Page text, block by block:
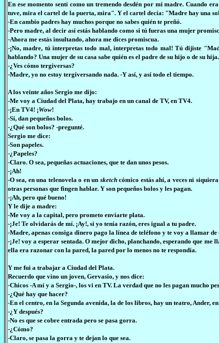
En ese momento sentí como un tremendo desdén por mi madre. Cuando
tuve, mira el cartel de la puerta, mira". Y el cartel decía: "Madre hay una
-En cambio padres hay muchos porque no sabes quién te preñó.
-Pero madre, al decir así estás hablando como si tú fueras una mujer
-Ahora me estás insultando, ahora me dices promiscua.
-¡No, madre, tú interpretas todo mal, interpretas todo mal! Tú dijiste
hablando? Una mujer de su casa sabe quién es el padre de su hijo o de su hija.
-¿Ves cómo tergiversas?
-Madre, yo no estoy tergiversando nada. -Y así, y así todo el tiempo.
A los veinte años Sergio me dijo:
-Me voy a Ciudad del Plata, hay trabajo en un canal de TV, en TV4.
-¡En TV4! ¡Wow!
-Sí, dan pequeños bolos.
-¿Qué son bolos? -pregunté.
Sergio me dice:
-Son papeles.
-¿Papeles?
-Claro. O sea, pequeñas actuaciones, que te dan unos pesos.
-¡Ah!
-O sea, en una telenovela o en un sketchcómico estás ahí, a veces ni
otras personas que fingen hablar. Y son pequeños bolos y les pagan.
-¡Ah, pero qué bueno!
Y le dije a madre:
-Me voy a la capital, pero prometo enviarte plata.
-¡Je! Te olvidarás de mí. ¡Ay!, si yo tenía razón, eres igual a tu padre.
-Madre, apenas consiga dinero pago la línea de teléfono y te voy a llamar
-¡Je! voy a esperar sentada. O mejor dicho, planchando, esperando que
ella era razonar con la pared, la pared por lo menos no te respondía.
Y me fui a trabajar a Ciudad del Plata.
Recuerdo que vino un joven, Gervasio, y nos dice:
-Chicos -A mí y a Sergio-, los vi en TV. La verdad que no les pagan mucho
-¿Qué hay que hacer?
-En el centro, en la Segunda avenida, la de los libros, hay un teatro, Ander,
-¿Y después?
-No es que se cobre entrada pero se pasa gorra.
-¿Cómo?
-Claro, se pasa la gorra y te dejan lo que sea.